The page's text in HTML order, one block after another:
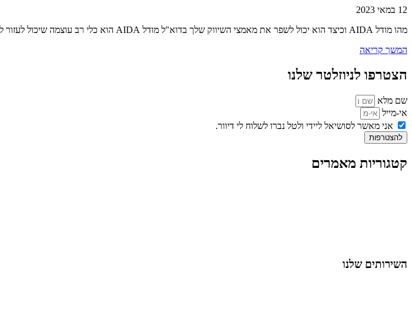
12 במאי 2023
מהו מודל AIDA וכיצד הוא יכול לשפר את מאמצי השיווק שלך בדוא"ל מודל AIDA הוא כלי רב עוצמה שיכול לעזור לך לשפר את מאמצי השיווק
המשך קריאה
הצטרפו לניוזלטר שלנו
שם מלא
אי-מייל
אני מאשר לסושיאל ליידי ולטל נברו לשלוח לי דיוור.
להצטרפות
קטגוריות מאמרים
השירותים שלנו